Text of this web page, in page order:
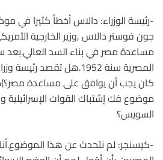
-رئيسة الوزراء: دالاس أخطأ كثيرا
جون فوستر دالاس ,وزير الخارجية
مساعدة مصر في بناء السد العالي.بعد
المصرية سنة 1952.هل تقصد
كان يجب أن يوافق على مساعدة
موضوع فك إشتباك القوات الإسرائيلية
السويس؟
-كيسنجر: لم نتحدث عن هذا